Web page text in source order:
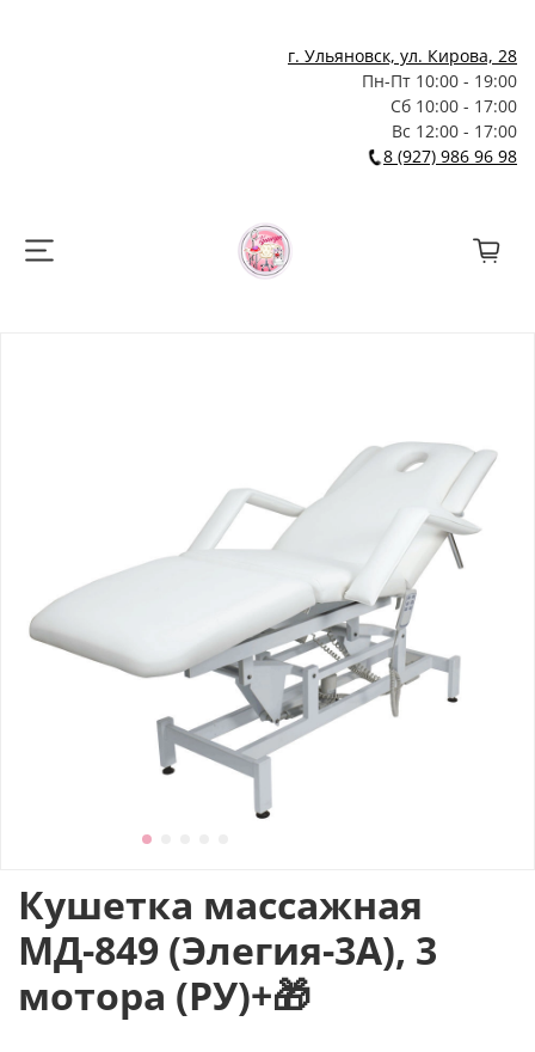
г. Ульяновск, ул. Кирова, 28
Пн-Пт 10:00 - 19:00
Сб 10:00 - 17:00
Вс 12:00 - 17:00
8 (927) 986 96 98
Кушетка массажная
МД-849 (Элегия-3А), 3
мотора (РУ)+🎁